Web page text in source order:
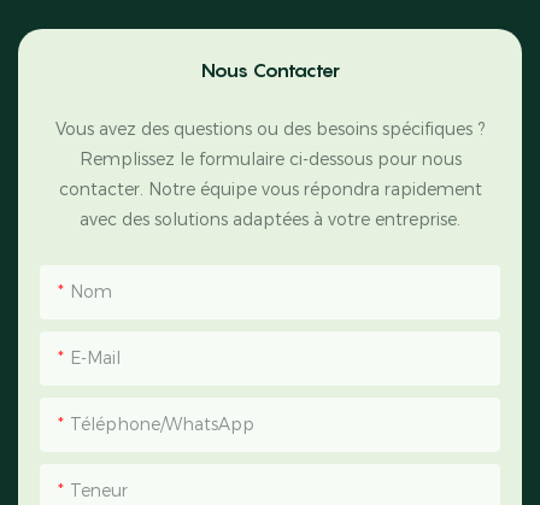
Nous Contacter
Vous avez des questions ou des besoins spécifiques ?
Remplissez le formulaire ci-dessous pour nous
contacter. Notre équipe vous répondra rapidement
avec des solutions adaptées à votre entreprise.
Nom
E-Mail
Téléphone/WhatsApp
Teneur